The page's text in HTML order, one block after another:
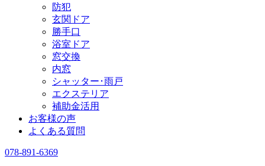
防犯
玄関ドア
勝手口
浴室ドア
窓交換
内窓
シャッター･雨戸
エクステリア
補助金活用
お客様の声
よくある質問
078-891-6369